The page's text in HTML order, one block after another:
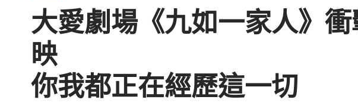
大愛劇場《九如一家人》
映 從迷失墜
你我都正在經歷這一切